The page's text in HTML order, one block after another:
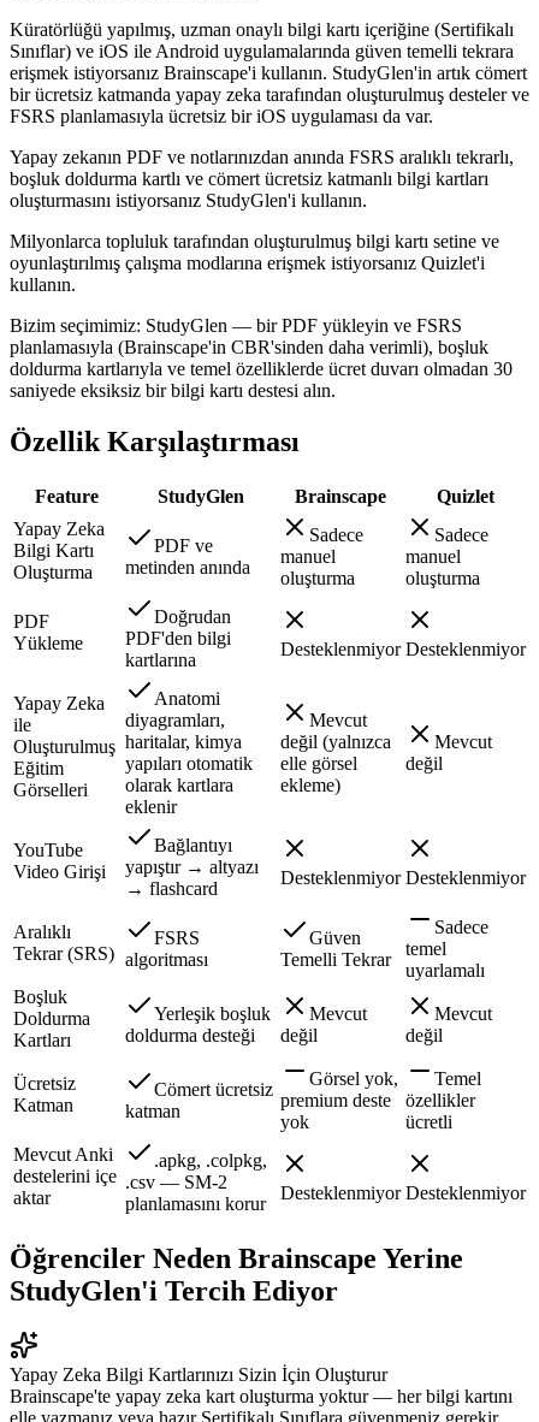
Küratörlüğü yapılmış, uzman onaylı bilgi kartı içeriğine (Sertifikalı
Sınıflar) ve iOS ile Android uygulamalarında güven temelli tekrara
erişmek istiyorsanız Brainscape'i kullanın. StudyGlen'in artık cömert
bir ücretsiz katmanda yapay zeka tarafından oluşturulmuş desteler ve
FSRS planlamasıyla ücretsiz bir iOS uygulaması da var.
Yapay zekanın PDF ve notlarınızdan anında FSRS aralıklı tekrarlı,
boşluk doldurma kartlı ve cömert ücretsiz katmanlı bilgi kartları
oluşturmasını istiyorsanız StudyGlen'i kullanın.
Milyonlarca topluluk tarafından oluşturulmuş bilgi kartı setine ve
oyunlaştırılmış çalışma modlarına erişmek istiyorsanız Quizlet'i
kullanın.
Bizim seçimimiz: StudyGlen — bir PDF yükleyin ve FSRS
planlamasıyla (Brainscape'in CBR'sinden daha verimli), boşluk
doldurma kartlarıyla ve temel özelliklerde ücret duvarı olmadan 30
saniyede eksiksiz bir bilgi kartı destesi alın.
Özellik Karşılaştırması
Feature StudyGlen Brainscape
Quizlet
Yapay Zeka
Bilgi Kartı
Oluşturma
PDF ve
metinden anında
Sadece
manuel
oluşturma
Sadece
manuel
oluşturma
PDF
Yükleme
Doğrudan
PDF'den bilgi
kartlarına
Desteklenmiyor Desteklenmiyor
Yapay Zeka
ile
Oluşturulmuş
Eğitim
Görselleri
Anatomi
diyagramları,
haritalar, kimya
yapıları otomatik
olarak kartlara
eklenir
Mevcut
değil (yalnızca
elle görsel
ekleme)
Mevcut
değil
YouTube
Video Girişi
Bağlantıyı
yapıştır → altyazı
→ flashcard
Desteklenmiyor Desteklenmiyor
Aralıklı
Tekrar (SRS)
FSRS
algoritması
Güven
Temelli Tekrar
Sadece
temel
uyarlamalı
Boşluk
Doldurma
Kartları
Yerleşik boşluk
doldurma desteği
Mevcut
değil
Mevcut
değil
Ücretsiz
Katman
Cömert ücretsiz
katman
Görsel yok,
premium deste
yok
Temel
özellikler
ücretli
Mevcut Anki
destelerini içe
aktar
.apkg, .colpkg,
.csv — SM-2
planlamasını korur
Desteklenmiyor Desteklenmiyor
Öğrenciler Neden Brainscape Yerine
StudyGlen'i Tercih Ediyor
Yapay Zeka Bilgi Kartlarınızı Sizin İçin Oluşturur
Brainscape'te yapay zeka kart oluşturma yoktur — her bilgi kartını